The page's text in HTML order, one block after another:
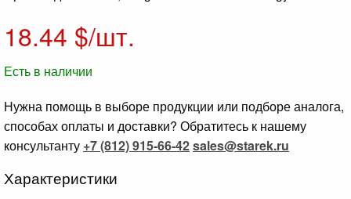
18.44 $/шт.
Есть в наличии
Нужна помощь в выборе продукции или подборе аналога,
способах оплаты и доставки? Обратитесь к нашему
консультанту +7 (812) 915-66-42sales@starek.ru
Характеристики